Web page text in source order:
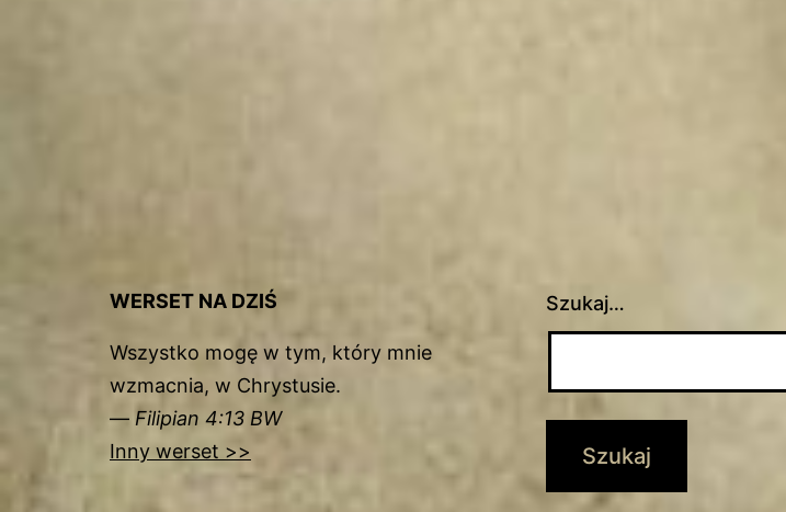
WERSET NA DZIŚ
Wszystko mogę w tym, który mnie
wzmacnia, w Chrystusie.
— Filipian 4:13 BW
Inny werset >>
Szukaj…